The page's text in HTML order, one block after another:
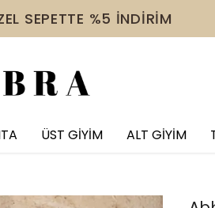
EK %10 İNDİRİM
ÜST GİYİM ALT GİYİM